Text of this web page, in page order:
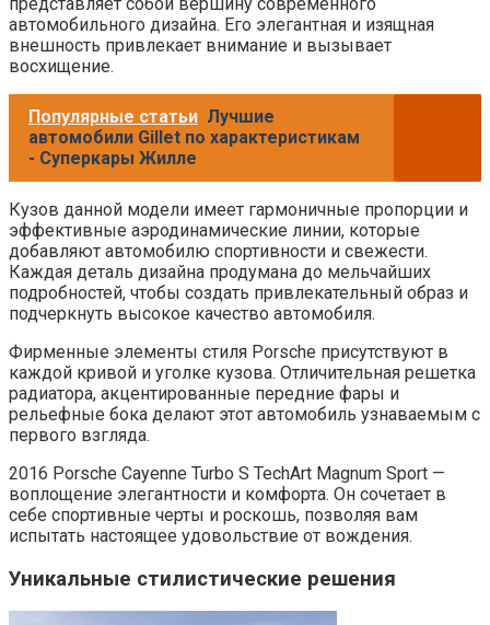
автомобильного дизайна. Его элегантная и изящная
внешность привлекает внимание и вызывает
восхищение.
Популярные статьи Лучшие
автомобили Gillet по характеристикам
- Суперкары Жилле
Кузов данной модели имеет гармоничные пропорции и
эффективные аэродинамические линии, которые
добавляют автомобилю спортивности и свежести.
Каждая деталь дизайна продумана до мельчайших
подробностей, чтобы создать привлекательный образ и
подчеркнуть высокое качество автомобиля.
Фирменные элементы стиля Porsche присутствуют в
каждой кривой и уголке кузова. Отличительная решетка
радиатора, акцентированные передние фары и
рельефные бока делают этот автомобиль узнаваемым с
первого взгляда.
2016 Porsche Cayenne Turbo S TechArt Magnum Sport —
воплощение элегантности и комфорта. Он сочетает в
себе спортивные черты и роскошь, позволяя вам
испытать настоящее удовольствие от вождения.
Уникальные стилистические решения